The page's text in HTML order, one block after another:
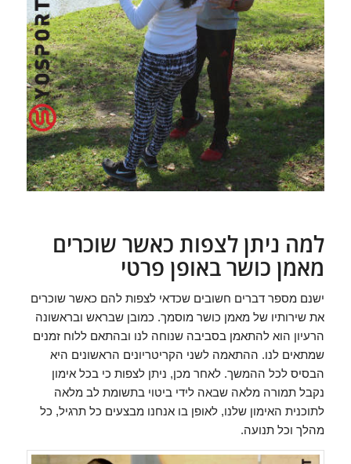
למה ניתן לצפות כאשר שוכרים
מאמן כושר באופן פרטי
ישנם מספר דברים חשובים שכדאי לצפות להם כאשר שוכרים
את שירותיו של מאמן כושר מוסמך. כמובן שבראש ובראשונה
הרעיון הוא להתאמן בסביבה שנוחה לנו ובהתאם ללוח זמנים
שמתאים לנו. ההתאמה לשני הקריטריונים הראשונים היא
הבסיס לכל ההמשך. לאחר מכן, ניתן לצפות כי בכל אימון
נקבל תמורה מלאה שבאה לידי ביטוי בתשומת לב מלאה
לתוכנית האימון שלנו, לאופן בו אנחנו מבצעים כל תרגיל, כל
מהלך וכל תנועה.